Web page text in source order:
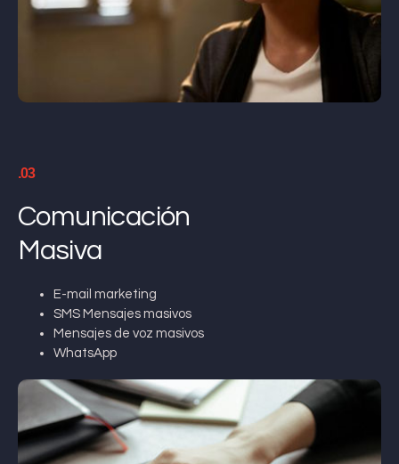
.03
Comunicación
Masiva
E-mail marketing
SMS Mensajes masivos
Mensajes de voz masivos
WhatsApp